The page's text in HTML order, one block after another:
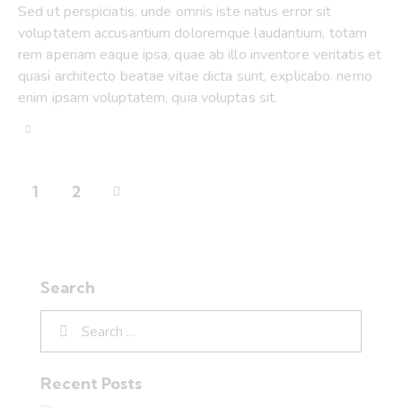
Sed ut perspiciatis, unde omnis iste natus error sit
voluptatem accusantium doloremque laudantium, totam
rem aperiam eaque ipsa, quae ab illo inventore veritatis et
quasi architecto beatae vitae dicta sunt, explicabo. nemo
enim ipsam voluptatem, quia voluptas sit.
1 2
Search
Recent Posts